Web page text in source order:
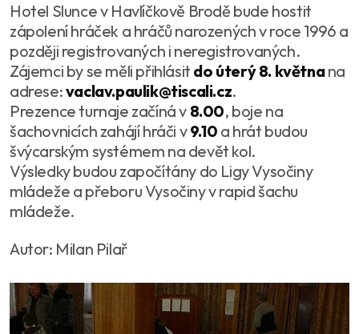
Hotel Slunce v Havlíčkově Brodě bude hostit
zápolení hráček a hráčů narozených v roce 1996 a
později registrovaných i neregistrovaných.
Zájemci by se měli přihlásit do úterý 8. květnana
adrese:vaclav.paulik@tiscali.cz.
Prezence turnaje začíná v 8.00, boje na
šachovnicích zahájí hráči v9.10 a hrát budou
švýcarským systémem na devět kol.
Výsledky budou započítány do Ligy Vysočiny
mládeže a přeboru Vysočiny v rapid šachu
mládeže.
Autor: Milan Pilař